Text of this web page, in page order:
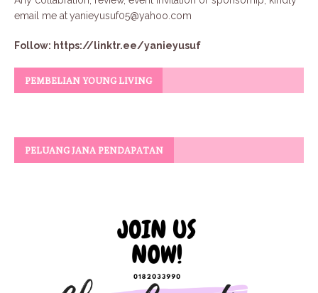
email me atyanieyusuf05@yahoo.com
Follow: https://linktr.ee/yanieyusuf
PEMBELIAN YOUNG LIVING
PELUANG JANA PENDAPATAN